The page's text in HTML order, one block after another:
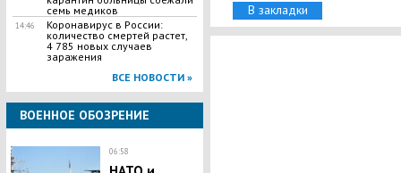
семь медиков
14:46
Коронавирус в России:
количество смертей растет,
4 785 новых случаев
заражения
ВСЕ НОВОСТИ »
ВОЕННОЕ ОБОЗРЕНИЕ
06:58
В закладки